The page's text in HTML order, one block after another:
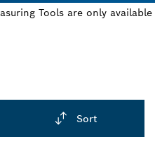
Tools are only available
Sort